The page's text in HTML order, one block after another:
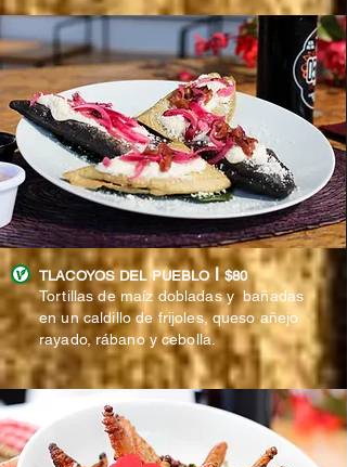
TLACOYOS DEL PUEBLO l$80
Tortillas de maíz dobladas y bañadas
en un caldillo de frijoles, queso añejo
rayado, rábanoy cebolla.